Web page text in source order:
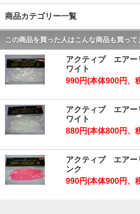
商品カテゴリー一覧
この商品を買った人はこんな商品も買って
アクティブ エア
ワイト
990円(本体900円、
アクティブ エア
ワイト
880円(本体800円、
アクティブ エア
ンク
990円(本体900円、